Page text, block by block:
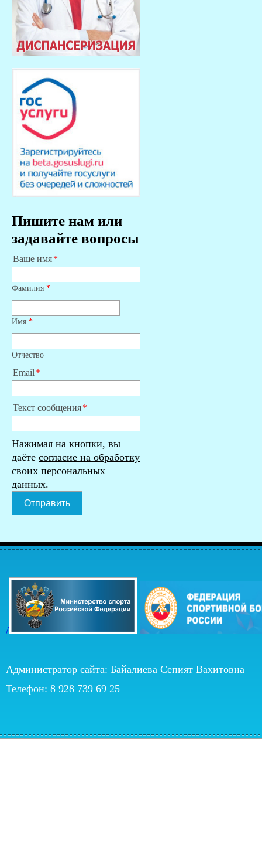
Пишите нам или
задавайте вопросы
Ваше имя
Фамилия *
Имя *
Отчество
Email
Текст сообщения
Нажимая на кнопки, вы
даёте согласие на обработку
своих персональных
данных.
Отправить
/
Администратор сайта: Байалиева Сепият Вахитовна
Телефон: 8 928 739 69 25